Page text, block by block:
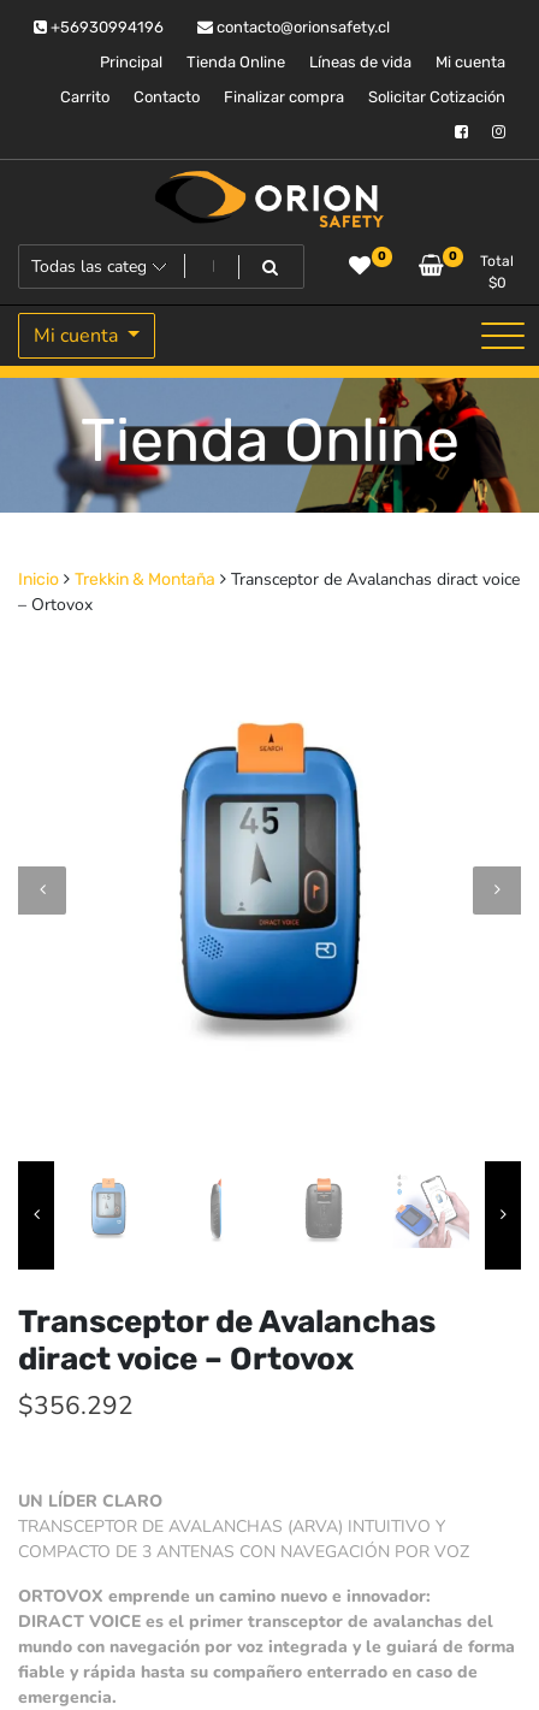
+56930994196
contacto@orionsafety.cl
Principal
Tienda Online Líneas de vida
Mi cuenta
Carrito
Contacto Finalizar compra Solicitar Cotización
Orion Safety
Equipos de proteccion personal 0 0
Total
$0
Mi cuenta
Tienda Online
Inicio Trekkin & Montaña
Transceptor de Avalanchas diract voice
– Ortovox
Transceptor de Avalanchas
diract voice – Ortovox
$356.292
UN LÍDER CLARO
TRANSCEPTOR DE AVALANCHAS (ARVA) INTUITIVO Y
COMPACTO DE 3 ANTENAS CON NAVEGACIÓN POR VOZ
ORTOVOX emprende un camino nuevo e innovador:
DIRACT VOICE es el primer transceptor de avalanchas del
mundo con navegación por voz integrada y le guiará de forma
fiable y rápida hasta su compañero enterrado en caso de
emergencia.